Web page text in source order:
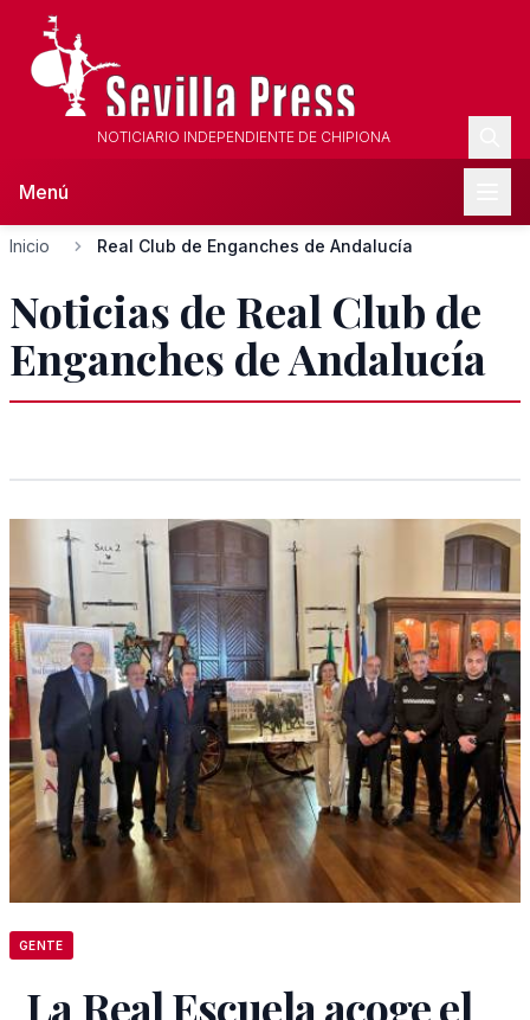
NOTICIARIO INDEPENDIENTE DE CHIPIONA
Menú
Inicio Real Club de Enganches de Andalucía
Noticias de Real Club de
Enganches de Andalucía
GENTE
La Real Escuela acoge el